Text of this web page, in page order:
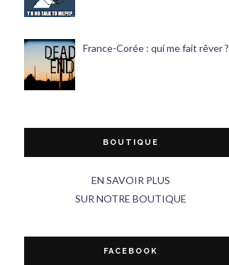
France-Corée : qui me fait rêver ?
BOUTIQUE
EN SAVOIR PLUS
SUR NOTRE BOUTIQUE
FACEBOOK